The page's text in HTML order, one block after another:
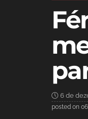
6 de
posted on